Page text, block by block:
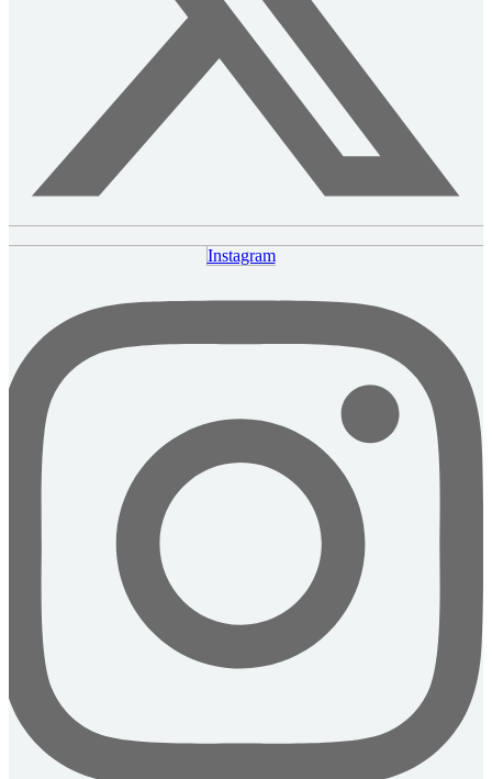
Instagram